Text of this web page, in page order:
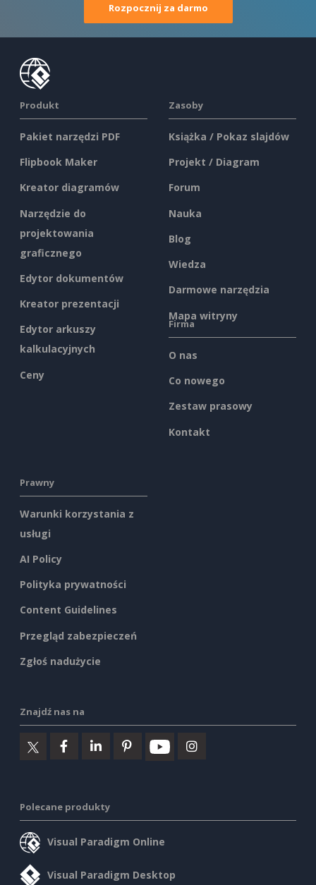
Rozpocznij za darmo
Produkt
Pakiet narzędzi PDF
Flipbook Maker
Kreator diagramów
Narzędzie do
projektowania
graficznego
Edytor dokumentów
Kreator prezentacji
Edytor arkuszy
kalkulacyjnych
Ceny
Zasoby
Książka / Pokaz slajdów
Projekt / Diagram
Forum
Nauka
Blog
Wiedza
Darmowe narzędzia
Mapa witryny
Firma
O nas
Co nowego
Zestaw prasowy
Kontakt
Prawny
Warunki korzystania z
usługi
AI Policy
Polityka prywatności
Content Guidelines
Przegląd zabezpieczeń
Zgłoś nadużycie
Znajdź nas na
Polecane produkty
Visual Paradigm Online
Visual Paradigm Desktop